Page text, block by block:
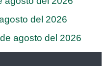
del 2026
agosto del 2026